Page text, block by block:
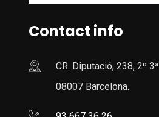
Contact info
CR. Diputació, 238, 2º 3ª
08007 Barcelona.